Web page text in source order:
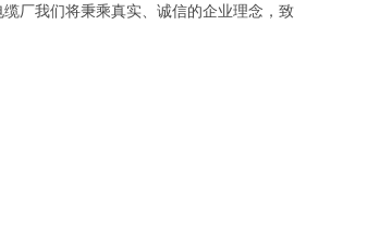
厂我们将秉乘真实、诚信的企业理念，致